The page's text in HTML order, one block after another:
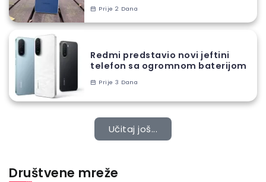
Prije 2 Dana
Redmi predstavio novi jeftini
telefon sa ogromnom baterijom
Prije 3 Dana
Učitaj još...
Društvene mreže